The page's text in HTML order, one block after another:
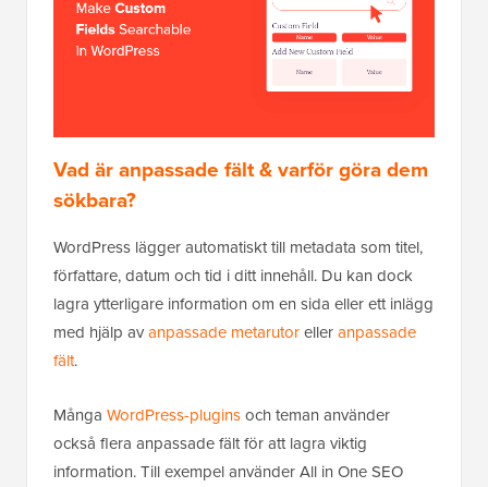
Vad är anpassade fält & varför göra dem
sökbara?
WordPress lägger automatiskt till metadata som titel,
författare, datum och tid i ditt innehåll. Du kan dock
lagra ytterligare information om en sida eller ett inlägg
med hjälp avanpassade metarutorelleranpassade
fält.
Många WordPress-pluginsoch teman använder
också flera anpassade fält för att lagra viktig
information. Till exempel använder All in One SEO